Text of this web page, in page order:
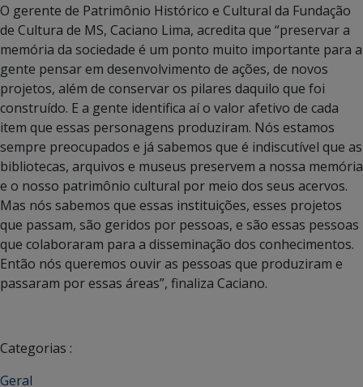
O gerente de Patrimônio Histórico e Cultural da Fundação
de Cultura de MS, Caciano Lima, acredita que “preservar a
memória da sociedade é um ponto muito importante para a
gente pensar em desenvolvimento de ações, de novos
projetos, além de conservar os pilares daquilo que foi
construído. E a gente identifica aí o valor afetivo de cada
item que essas personagens produziram. Nós estamos
sempre preocupados e já sabemos que é indiscutível que as
bibliotecas, arquivos e museus preservem a nossa memória
e o nosso patrimônio cultural por meio dos seus acervos.
Mas nós sabemos que essas instituições, esses projetos
que passam, são geridos por pessoas, e são essas pessoas
que colaboraram para a disseminação dos conhecimentos.
Então nós queremos ouvir as pessoas que produziram e
passaram por essas áreas”, finaliza Caciano.
Categorias :
Geral